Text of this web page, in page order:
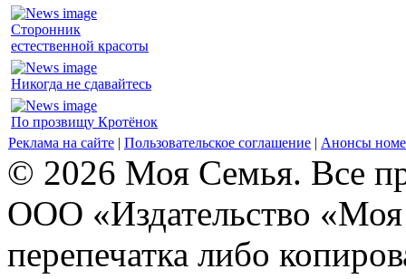
Сторонник
естественной красоты
Никогда не сдавайтесь
По прозвищу Кротёнок
Реклама на сайте | Пользовательское соглашение | Анонсы
© 2026 Моя Семья. Все
ООО «Издательство
перепечатка либо